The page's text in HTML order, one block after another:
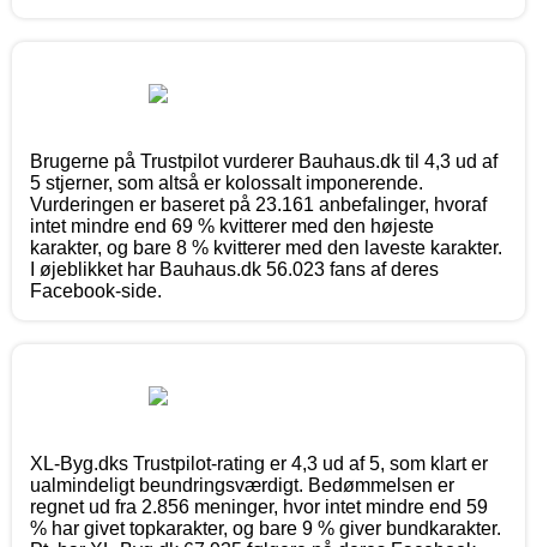
Brugerne på Trustpilot vurderer Bauhaus.dk til 4,3 ud af
5 stjerner, som altså er kolossalt imponerende.
Vurderingen er baseret på 23.161 anbefalinger, hvoraf
intet mindre end 69 % kvitterer med den højeste
karakter, og bare 8 % kvitterer med den laveste karakter.
I øjeblikket har Bauhaus.dk 56.023 fans af deres
Facebook-side.
XL-Byg.dks Trustpilot-rating er 4,3 ud af 5, som klart er
ualmindeligt beundringsværdigt. Bedømmelsen er
regnet ud fra 2.856 meninger, hvor intet mindre end 59
% har givet topkarakter, og bare 9 % giver bundkarakter.